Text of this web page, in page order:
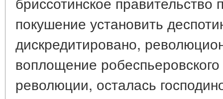
покушение установить
дискредитировано,
воплощение
революции, осталась